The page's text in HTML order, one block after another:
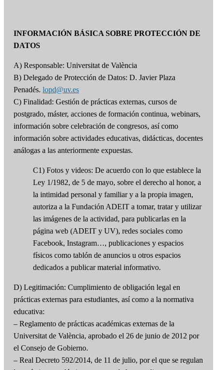
INFORMACIÓN BÁSICA SOBRE PROTECCIÓN DE
DATOS
A) Responsable: Universitat de València
B) Delegado de Protección de Datos: D. Javier Plaza
Penadés. lopd@uv.es
C) Finalidad: Gestión de prácticas externas, cursos de
postgrado, máster, acciones de formación continua, webinars,
información sobre celebración de congresos, así como
información sobre actividades educativas, didácticas, docentes
análogas a las anteriormente expuestas.
C1) Fotos y videos: De acuerdo con lo que establece la
Ley 1/1982, de 5 de mayo, sobre el derecho al honor, a
la intimidad personal y familiar y a la propia imagen,
autoriza a la Fundación ADEIT a tomar, tratar y utilizar
las imágenes de la actividad, para publicarlas en la
página web (ADEIT y UV), redes sociales como
Facebook, Instagram…, publicaciones y espacios
físicos como tablón de anuncios u otros espacios
dedicados a publicar material informativo.
D) Legitimación: Cumplimiento de obligación legal en
prácticas externas para estudiantes, así como a la normativa
educativa:
– Reglamento de prácticas académicas externas de la
Universitat de València, aprobado el 26 de junio de 2012 por
el Consejo de Gobierno.
– Real Decreto 592/2014, de 11 de julio, por el que se regulan